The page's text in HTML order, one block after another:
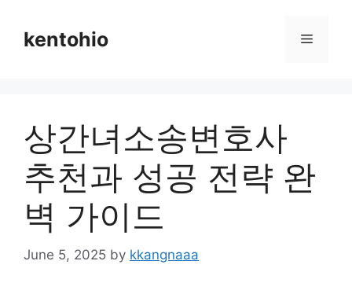
contentkentohio Menu
상간녀소송변호사
추천과 성공 전략 완
벽 가이드
June 5, 2025 by kkangnaaa